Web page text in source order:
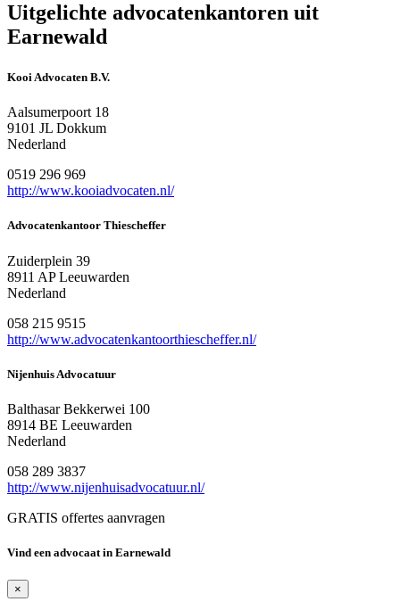
Uitgelichte advocatenkantoren uit
Earnewald
Kooi Advocaten B.V.
Aalsumerpoort 18
9101 JL Dokkum
Nederland
0519 296 969
http://www.kooiadvocaten.nl/
Advocatenkantoor Thiescheffer
Zuiderplein 39
8911 AP Leeuwarden
Nederland
058 215 9515
http://www.advocatenkantoorthiescheffer.nl/
Nijenhuis Advocatuur
Balthasar Bekkerwei 100
8914 BE Leeuwarden
Nederland
058 289 3837
http://www.nijenhuisadvocatuur.nl/
GRATIS offertes aanvragen
Vind een advocaat in Earnewald
×